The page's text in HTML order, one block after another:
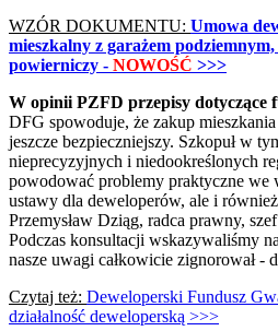
WZÓR DOKUMENTU: Umowa
mieszkalny z garażem
powierniczy - NOWOŚĆ >>>
W opinii PZFD przepisy dotyczące
DFG spowoduje, że zakup
jeszcze bezpieczniejszy. Szkopuł w
nieprecyzyjnych i niedookreślonych
powodować problemy praktyczne we
ustawy dla deweloperów, ale i
Przemysław Dziąg, radca prawny,
Podczas konsultacji wskazywaliśmy
nasze uwagi całkowicie zignorował -
Czytaj też: Deweloperski Fundusz
działalność deweloperską >>>